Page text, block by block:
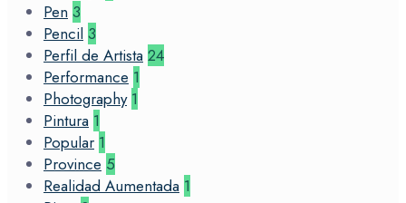
Pen 3
Pencil 3
Perfil de Artista 24
Performance 1
Photography 1
Pintura 1
Popular 1
Province 5
Realidad Aumentada 1